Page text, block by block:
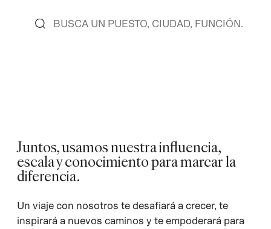
Juntos, usamos nuestra influencia,
escala y conocimiento para marcar la
diferencia.
Un viaje con nosotros te desafiará a crecer, te
inspirará a nuevos caminos y te empoderará para